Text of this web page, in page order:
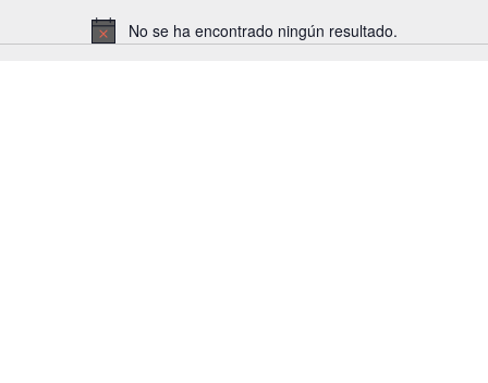
Aviso
No se ha encontrado ningún resultado.